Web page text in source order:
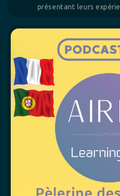
présentant leurs